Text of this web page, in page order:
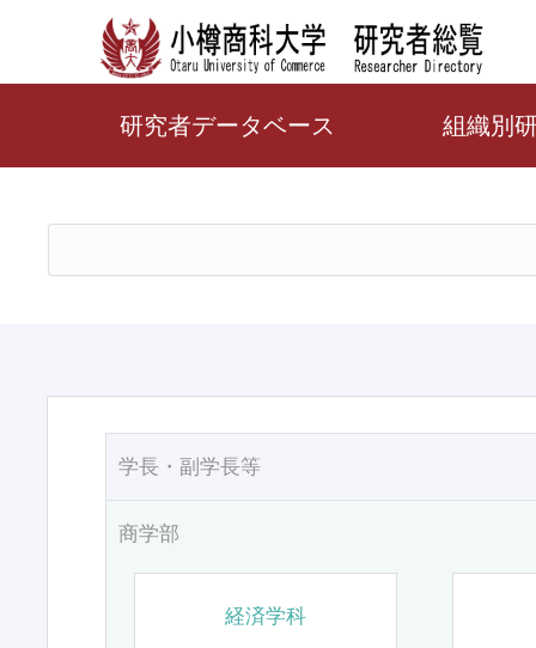
研究者データベース 組織別
学長・副学長等
商学部
経済学科